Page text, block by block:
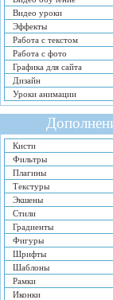
Видео уроки
Эффекты
Работа с текстом
Работа с фото
Графика для сайта
Дизайн
Уроки анимации
Кисти
Фильтры
Плагины
Текстуры
Экшены
Стили
Градиенты
Фигуры
Шрифты
Шаблоны
Рамки
Иконки